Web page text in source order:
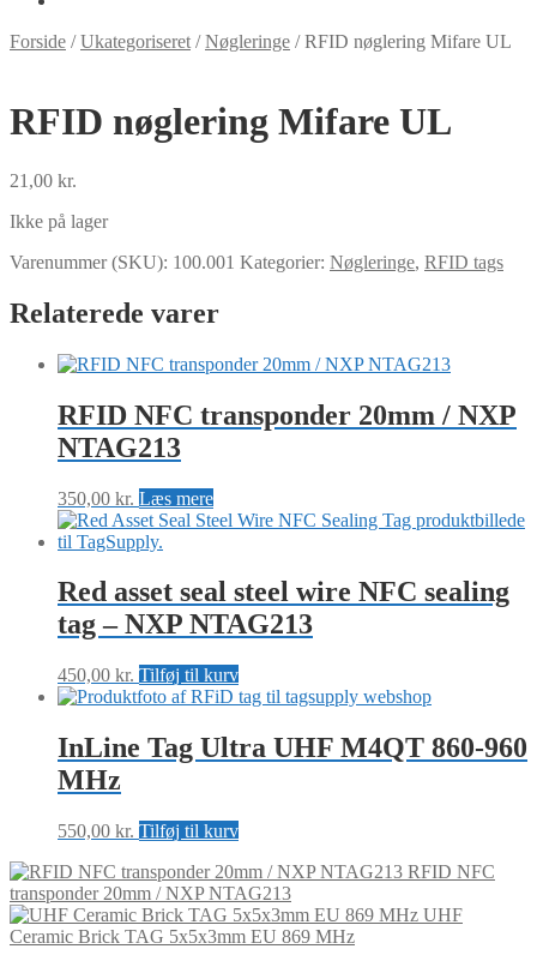
Forside /Ukategoriseret /Nøgleringe /RFID nøglering Mifare UL
RFID nøglering Mifare UL
21,00 kr.
Ikke på lager
Varenummer (SKU): 100.001 Kategorier: Nøgleringe, RFID tags
Relaterede varer
RFID NFC transponder 20mm / NXP
NTAG213
350,00 kr. Læs mere
Red asset seal steel wire NFC sealing
tag – NXP NTAG213
450,00 kr. Tilføj til kurv
InLine Tag Ultra UHF M4QT 860-960
MHz
550,00 kr. Tilføj til kurv
RFID NFC
transponder 20mm / NXP NTAG213
UHF
Ceramic Brick TAG 5x5x3mm EU 869 MHz